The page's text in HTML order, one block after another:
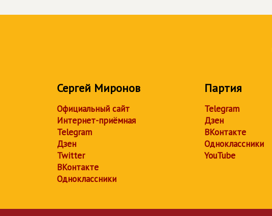
Сергей Миронов
Официальный сайт
Интернет-приёмная
Telegram
Дзен
Twitter
ВКонтакте
Одноклассники
Партия
Telegram
Дзен
ВКонтакте
Одноклассники
YouTube